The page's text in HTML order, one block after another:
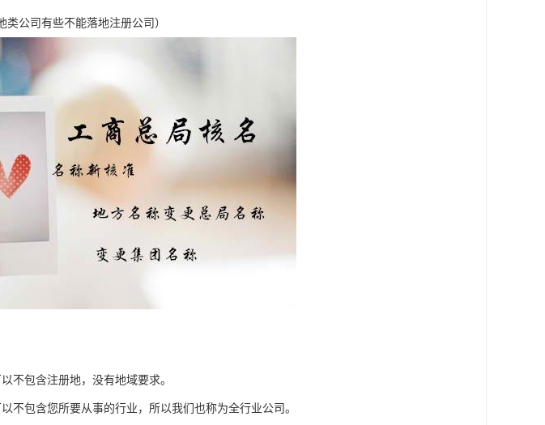
公司有些不能落地注册公司）
不包含注册地，没有地域要求。
不包含您所要从事的行业，所以我们也称为全行业公司。